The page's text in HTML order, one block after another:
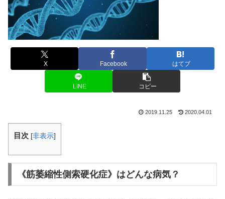
X Facebook はてブ
LINE コピー
2019.11.25 2020.04.01
目次 [非表示]
《筋萎縮性側索硬化症》はどんな病気？